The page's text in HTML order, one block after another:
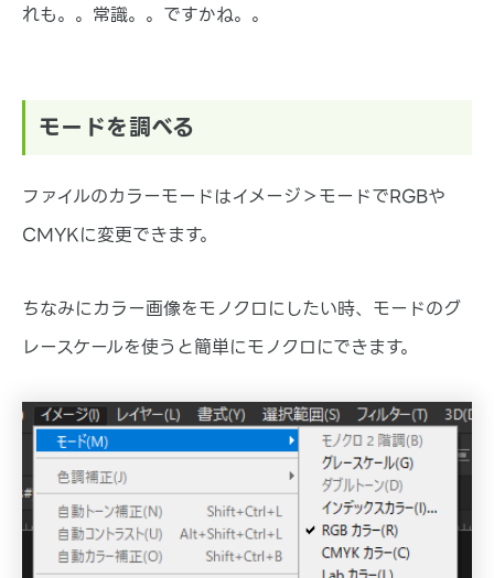
れも。。常識。。ですかね。。
モードを調べる
ファイルのカラーモードはイメージ＞モードでRGBや
CMYKに変更できます。
ちなみにカラー画像をモノクロにしたい時、モードのグ
レースケールを使うと簡単にモノクロにできます。